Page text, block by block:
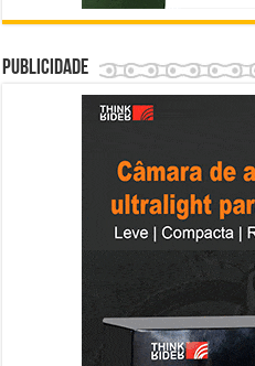
Publicidade